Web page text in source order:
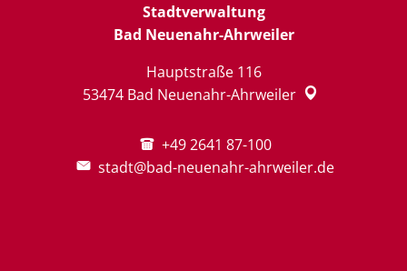
Stadtverwaltung
Bad Neuenahr-Ahrweiler
Hauptstraße 116
53474 Bad Neuenahr-Ahrweiler
+49 2641 87-100
stadt@bad-neuenahr-ahrweiler.de